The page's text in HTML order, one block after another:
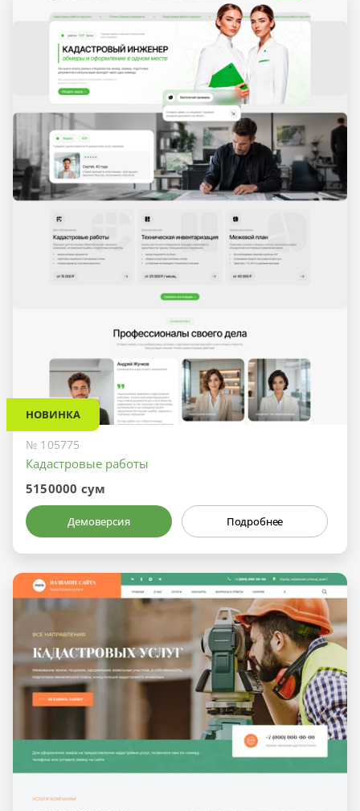
НОВИНКА
№ 105775
Кадастровые работы
5150000 сум
Демоверсия Подробнее